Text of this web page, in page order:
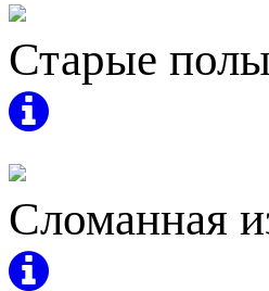
Старые
Сломанная